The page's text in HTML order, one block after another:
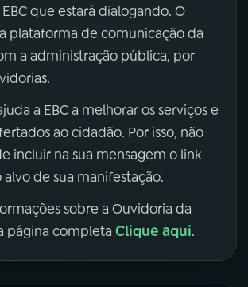
que estará dialogando. O
plataforma de comunicação da
a administração pública, por
a EBC a melhorar os serviços e
ao cidadão. Por isso, não
incluir na sua mensagem o link
de sua manifestação.
sobre a Ouvidoria da
página completa Clique aqui.